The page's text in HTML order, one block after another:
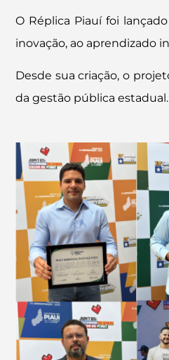
O Réplica Piauí foi
inovação, ao aprendizado
Desde sua criação, o
da gestão pública estadual.